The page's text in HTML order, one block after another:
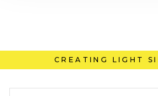
CREATING LIGHT